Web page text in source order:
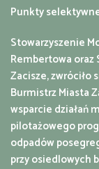
Punkty
Stowarzyszenie
Rembertowa
Zacisze, zwróciło
Burmistrz Miasta
wsparcie działań
pilotażowego
odpadów
przy osiedlowych